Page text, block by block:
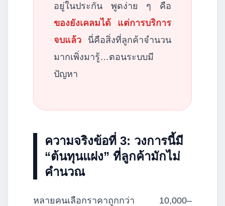
อยู่ในประกัน พูดง่าย ๆ คือ
ของยังเคลมได้ แต่การบริการ
จบแล้ว นี่คือสิ่งที่ลูกค้าจำนวน
มากเพิ่งมารู้…ตอนระบบมี
ปัญหา
ความจริงข้อที่ 3: วงการนี้มี
“ต้นทุนแฝง” ที่ลูกค้ามักไม่
คำนวณ
หลายคนเลือกราคาถูกกว่า 10,000–